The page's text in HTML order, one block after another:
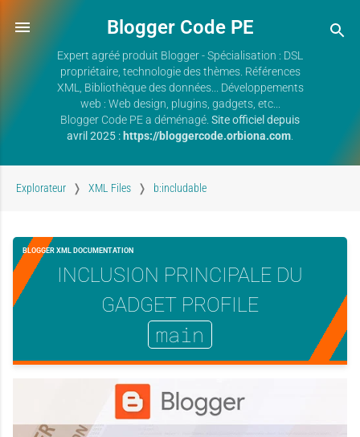
Blogger Code PE
Expert agréé produit Blogger - Spécialisation : DSL
propriétaire, technologie des thèmes. Références
XML, Bibliothèque des données... Développements
web : Web design, plugins, gadgets, etc...
Blogger Code PE a déménagé. Site officiel depuis
avril 2025 : https://bloggercode.orbiona.com.
Explorateur XML Files b:includable
INCLUSION PRINCIPALE DU
GADGET PROFILE
main
BLOGGER XML DOCUMENTATION